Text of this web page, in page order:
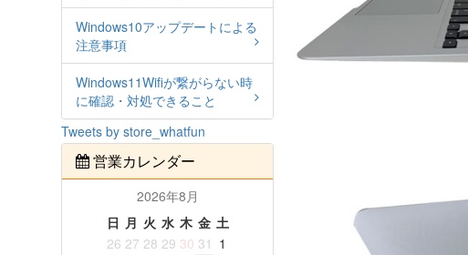
Windows10アップデートによる
注意事項
Windows11Wifiが繋がらない時
に確認・対処できること
Tweets by store_whatfun
営業カレンダー
2026年8月
日 月 火 水 木 金 土
26 27 28 29 30 31 1